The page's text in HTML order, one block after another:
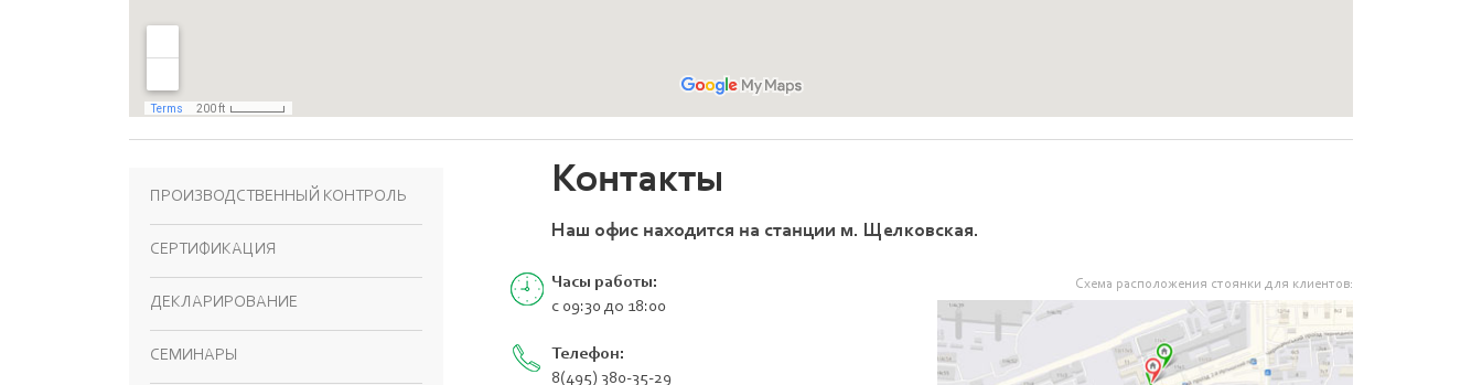
ПРОИЗВОДСТВЕННЫЙ КОНТРОЛЬ
СЕРТИФИКАЦИЯ
ДЕКЛАРИРОВАНИЕ
СЕМИНАРЫ
Контакты
Наш офис находится на станции м. Щелковская.
Схема расположения стоянки для клиентов:
Часы работы:
с 09:30 до 18:00
Телефон:
8(495) 380-35-29